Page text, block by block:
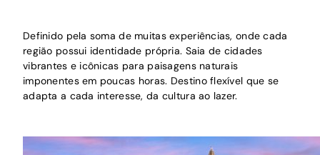
Definido pela soma de muitas experiências, onde cada
região possui identidade própria. Saia de cidades
vibrantes e icônicas para paisagens naturais
imponentes em poucas horas. Destino flexível que se
adapta a cada interesse, da cultura ao lazer.